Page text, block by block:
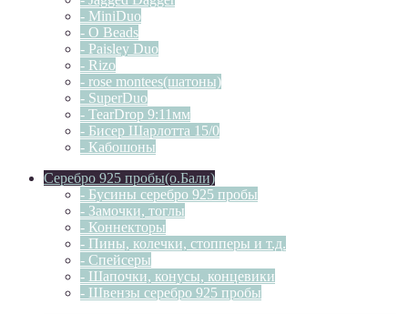
- MiniDuo
- O Beads
- Paisley Duo
- Rizo
- rose montees(шатоны)
- SuperDuo
- TearDrop 9:11мм
- Бисер Шарлотта 15/0
- Кабошоны
Серебро 925 пробы(о.Бали)
- Бусины серебро 925 пробы
- Замочки, тоглы
- Коннекторы
- Пины, колечки, стопперы и т.д.
- Спейсеры
- Шапочки, конусы, концевики
- Швензы серебро 925 пробы